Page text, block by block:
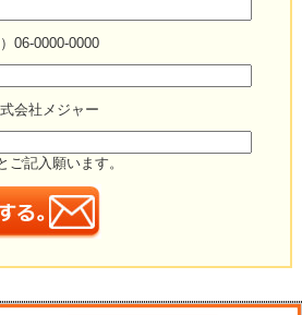
0000-0000
会社メジャー
記入願います。